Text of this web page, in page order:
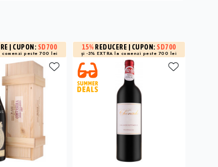
| CUPON: SD700
comenzi peste 700 lei
15% REDUCERE | CUPON:SD700
și -3% EXTRA la comenzi peste 700 lei